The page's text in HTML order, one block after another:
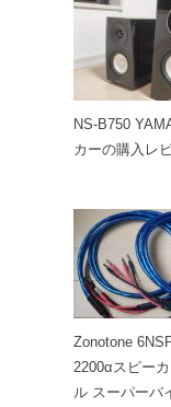
NS-B750
カーの購入レ
Zonotone
2200αスピー
ル スーパーバ